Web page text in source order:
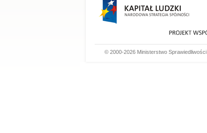
© 2000-2026 Ministerstwo Sprawiedliwości